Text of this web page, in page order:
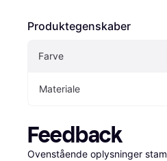
Produktegenskaber
Farve
Materiale
Feedback
Ovenstående oplysninger